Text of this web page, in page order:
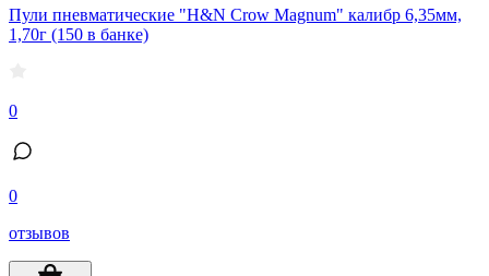
Пули пневматические "H&N Crow Magnum" калибр 6,35мм,
1,70г (150 в банке)
0
0
отзывов